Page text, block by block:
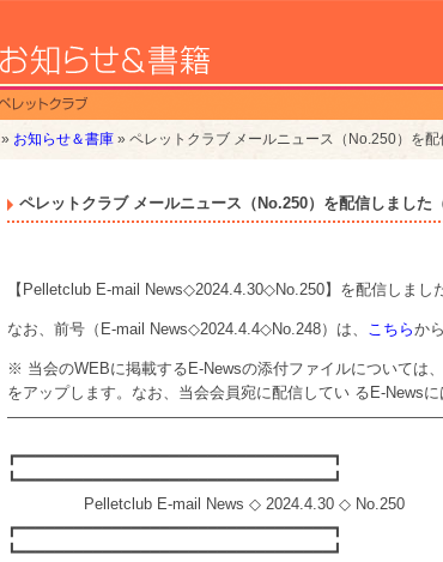
» お知らせ＆書庫 » ペレットクラブ メールニュース（No.250）を配
ペレットクラブ メールニュース（No.250）を配信しました（
【Pelletclub E-mail News◇2024.4.30◇No.250】を配信しまし
なお、前号（E-mail News◇2024.4.4◇No.248）は、 こちらから
※ 当会のWEBに掲載するE-Newsの添付ファイルについては
をアップします。なお、当会会員宛に配信してい るE-News
┏━━━━━━━━━━━━━━━━━━━━━━━━━━━━━━━━━┓
┗━━━━━━━━━━━━━━━━━━━━━━━━━━━━━━━━━┛
Pelletclub E-mail News ◇ 2024.4.30 ◇ No.250
┏━━━━━━━━━━━━━━━━━━━━━━━━━━━━━━━━━┓
┗━━━━━━━━━━━━━━━━━━━━━━━━━━━━━━━━━┛